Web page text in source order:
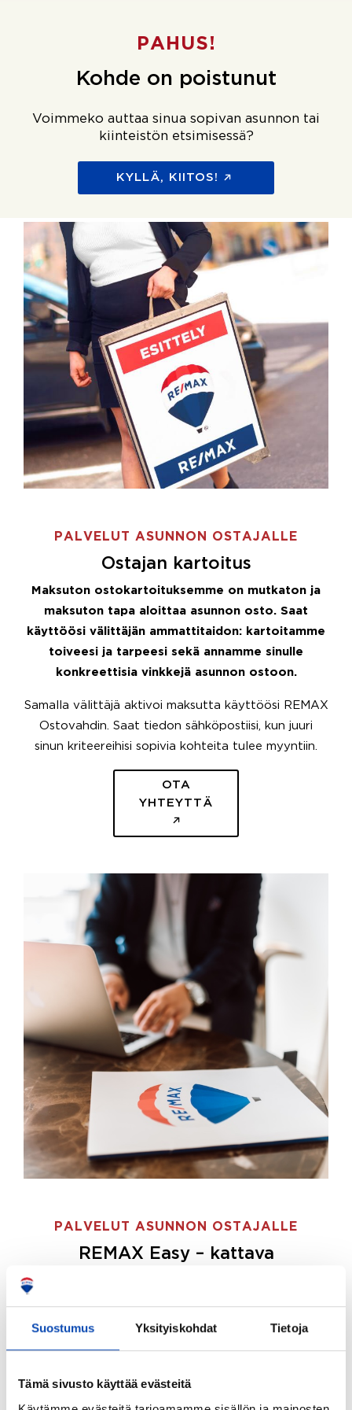
Suostumus Yksityiskohdat Tietoja
Tämä sivusto käyttää evästeitä
PAHUS!
Kohde on poistunut
Voimmeko auttaa sinua sopivan asunnon tai
kiinteistön etsimisessä?
KYLLÄ, KIITOS!
PALVELUT ASUNNON OSTAJALLE
Ostajan kartoitus
Maksuton ostokartoituksemme on mutkaton ja
maksuton tapa aloittaa asunnon osto. Saat
käyttöösi välittäjän ammattitaidon: kartoitamme
toiveesi ja tarpeesi sekä annamme sinulle
konkreettisia vinkkejä asunnon ostoon.
Samalla välittäjä aktivoi maksutta käyttöösi REMAX
Ostovahdin. Saat tiedon sähköpostiisi, kun juuri
sinun kriteereihisi sopivia kohteita tulee myyntiin.
OTA
YHTEYTTÄ
PALVELUT ASUNNON OSTAJALLE
REMAX Easy – kattava
ostajille.
Tee ostotoimeksianto ja etsimme juuri